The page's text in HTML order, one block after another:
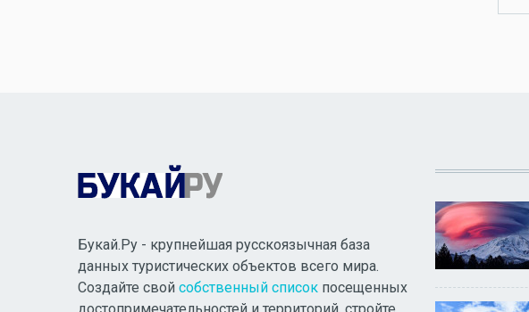
Букай.Ру - крупнейшая русскоязычная база
данных туристических объектов всего мира.
Создайте свой собственный список посещенных
достопримечательностей и территорий, стройте